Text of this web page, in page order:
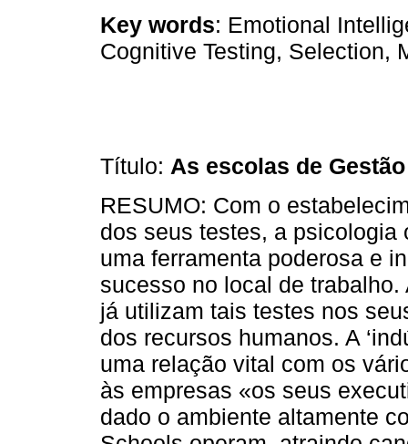
Key words: Emotional
Cognitive Testing, Selection,
Título: As escolas de
RESUMO: Com o
dos seus testes, a psicologia
uma ferramenta poderosa e
sucesso no local de
já utilizam tais testes nos
dos recursos humanos. A
uma relação vital com os
às empresas «os seus
dado o ambiente altamente